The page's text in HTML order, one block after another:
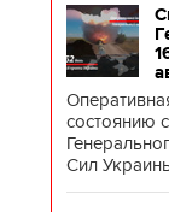
состоянию
Сил